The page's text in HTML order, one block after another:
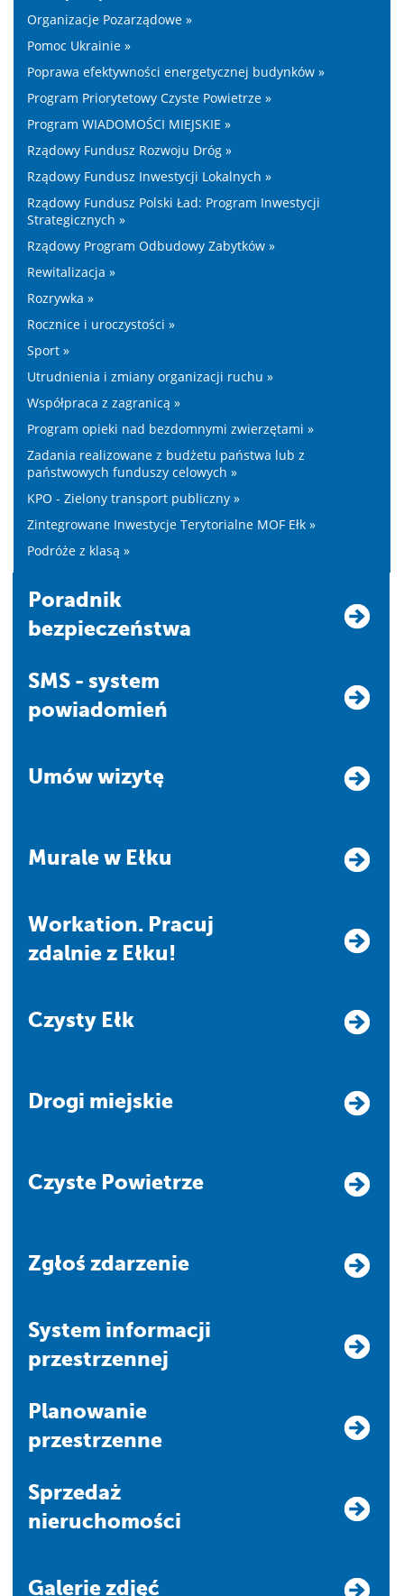
Organizacje Pozarządowe »
Pomoc Ukrainie »
Poprawa efektywności energetycznej budynków »
Program Priorytetowy Czyste Powietrze »
Program WIADOMOŚCI MIEJSKIE »
Rządowy Fundusz Rozwoju Dróg »
Rządowy Fundusz Inwestycji Lokalnych »
Rządowy Fundusz Polski Ład: Program Inwestycji
Strategicznych »
Rządowy Program Odbudowy Zabytków »
Rewitalizacja »
Rozrywka »
Rocznice i uroczystości »
Sport »
Utrudnienia i zmiany organizacji ruchu »
Współpraca z zagranicą »
Program opieki nad bezdomnymi zwierzętami »
Zadania realizowane z budżetu państwa lub z
państwowych funduszy celowych »
KPO - Zielony transport publiczny »
Zintegrowane Inwestycje Terytorialne MOF Ełk »
Podróże z klasą »
Poradnik
bezpieczeństwa
SMS - system
powiadomień
Umów wizytę
Murale w Ełku
Workation. Pracuj
zdalnie z Ełku!
Czysty Ełk
Drogi miejskie
Czyste Powietrze
Zgłoś zdarzenie
system informacji
przestrzennej
Planowanie
przestrzenne
Sprzedaż
nieruchomości
Galerie zdjęć